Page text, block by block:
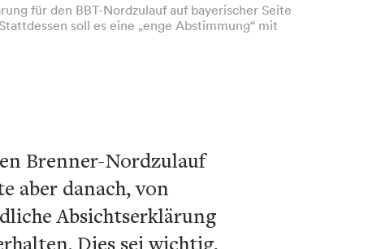
für den BBT-Nordzulauf auf bayerischer Seite
soll es eine „enge Abstimmung“ mit
Brenner-Nordzulauf
aber danach, von
Absichtserklärung
Dies sei wichtig,